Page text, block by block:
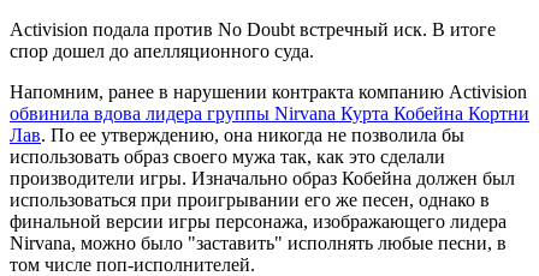
Activision подала против No Doubt встречный иск. В итоге
спор дошел до апелляционного суда.
Напомним, ранее в нарушении контракта компанию Activision
обвинила вдова лидера группы Nirvana Курта Кобейна Кортни
Лав. По ее утверждению, она никогда не позволила бы
использовать образ своего мужа так, как это сделали
производители игры. Изначально образ Кобейна должен был
использоваться при проигрывании его же песен, однако в
финальной версии игры персонажа, изображающего лидера
Nirvana, можно было "заставить" исполнять любые песни, в
том числе поп-исполнителей.